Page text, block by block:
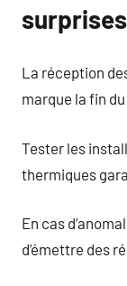
surprises
La réception
marque la fin
Tester les
thermiques
En cas
d’émettre des